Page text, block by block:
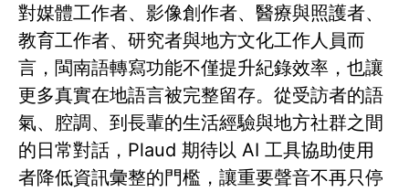
對媒體工作者、影像創作者、醫療與照護者、
教育工作者、研究者與地方文化工作人員而
言，閩南語轉寫功能不僅提升紀錄效率，也讓
更多真實在地語言被完整留存。從受訪者的語
氣、腔調、到長輩的生活經驗與地方社群之間
的日常對話，Plaud 期待以 AI 工具協助使用
者降低資訊彙整的門檻，讓重要聲音不再只停